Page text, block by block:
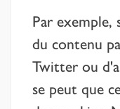
Par exemple,
du contenu
Twitter ou
se peut que